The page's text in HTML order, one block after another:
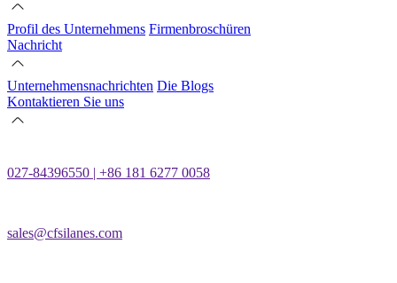
Profil des Unternehmens Firmenbroschüren
Nachricht
Unternehmensnachrichten Die Blogs
Kontaktieren Sie uns
027-84396550 | +86 181 6277 0058
sales@cfsilanes.com